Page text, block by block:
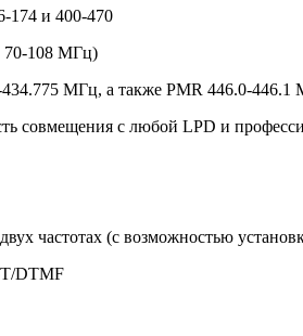
174 и 400-470
108 МГц)
434.775 МГц, а также PMR 446.0-
совмещения с любой LPD и
частотах (с возможностью
DTMF